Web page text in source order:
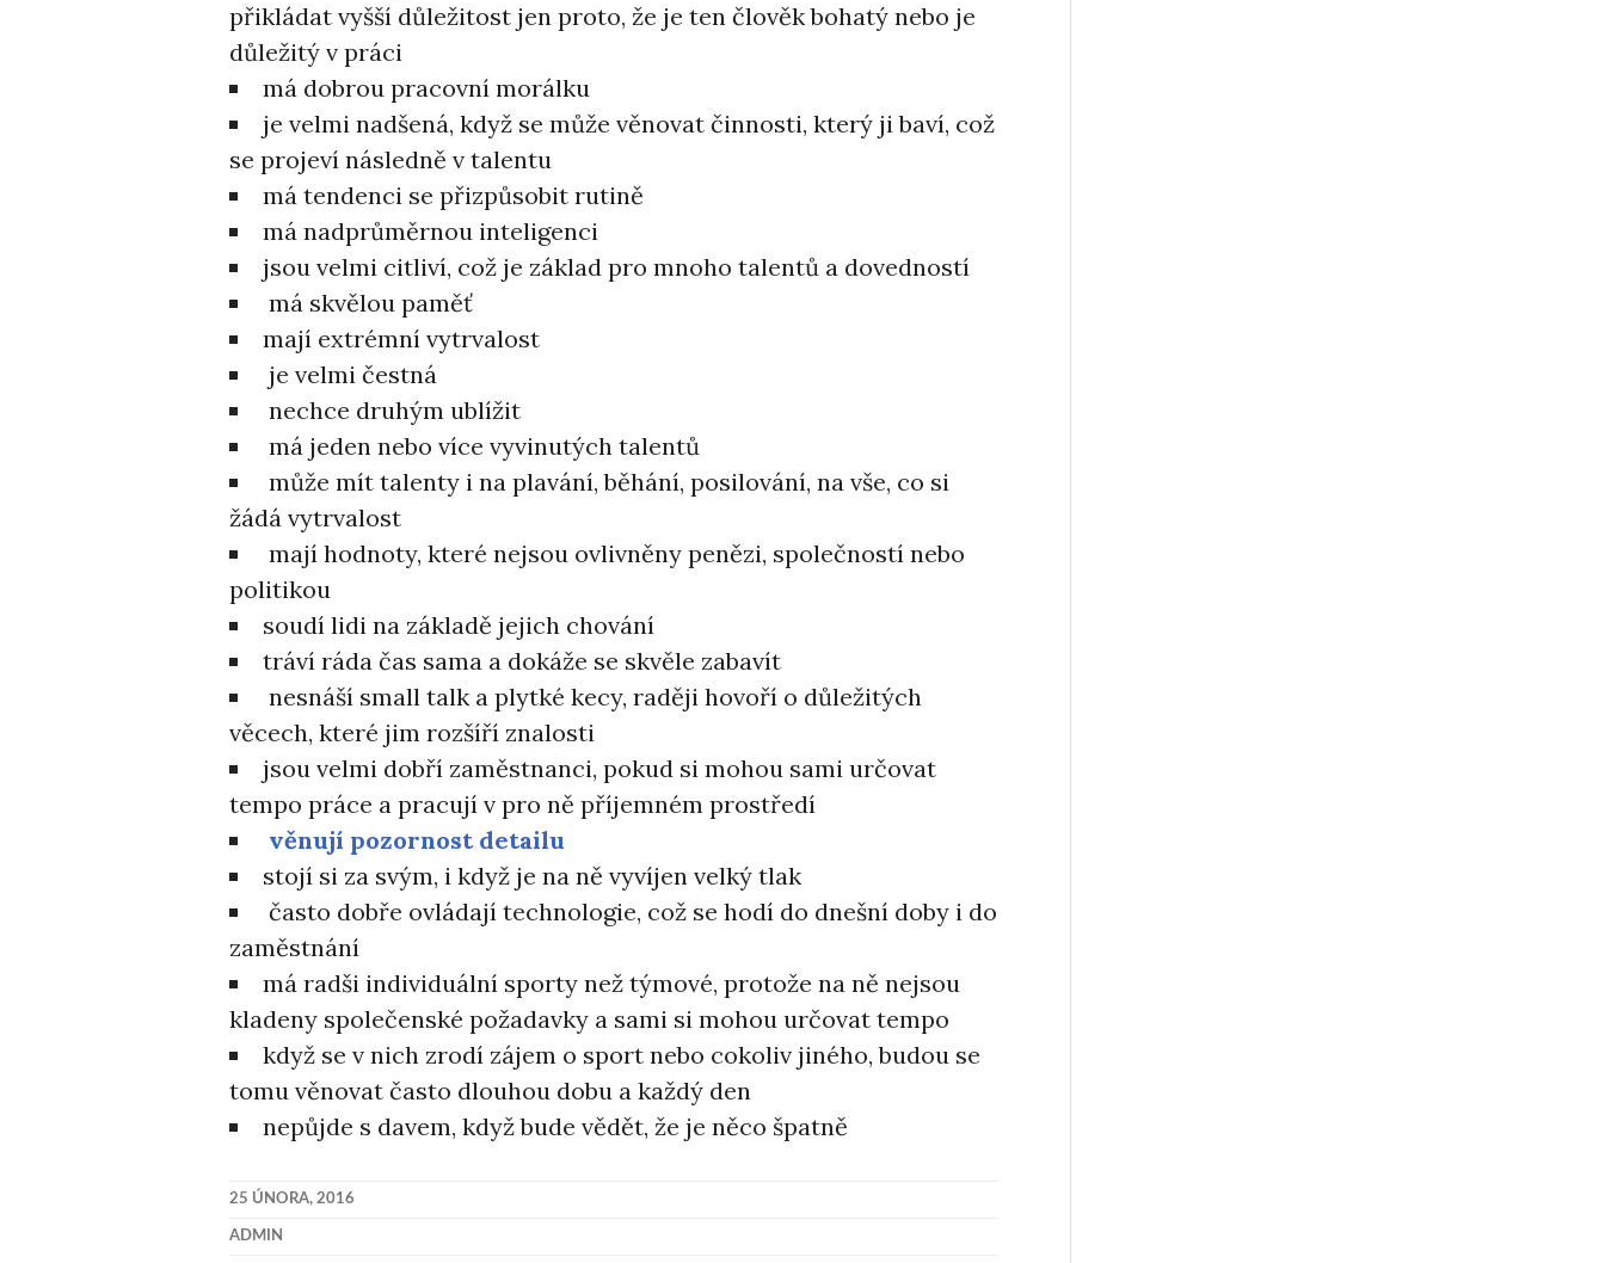
přikládat vyšší důležitost jen proto, že je ten člověk bohatý nebo je
důležitý v práci
má dobrou pracovní morálku
je velmi nadšená, když se může věnovat činnosti, který ji baví, což
se projeví následně v talentu
má tendenci se přizpůsobit rutině
má nadprůměrnou inteligenci
jsou velmi citliví, což je základ pro mnoho talentů a dovedností
má skvělou paměť
mají extrémní vytrvalost
je velmi čestná
nechce druhým ublížit
má jeden nebo více vyvinutých talentů
může mít talenty i na plavání, běhání, posilování, na vše, co si
žádá vytrvalost
mají hodnoty, které nejsou ovlivněny penězi, společností nebo
politikou
soudí lidi na základě jejich chování
tráví ráda čas sama a dokáže se skvěle zabavít
nesnáší small talk a plytké kecy, raději hovoří o důležitých
věcech, které jim rozšíří znalosti
jsou velmi dobří zaměstnanci, pokud si mohou sami určovat
tempo práce a pracují v pro ně příjemném prostředí
věnují pozornost detailu
stojí si za svým, i když je na ně vyvíjen velký tlak
často dobře ovládají technologie, což se hodí do dnešní doby i do
zaměstnání
má radši individuální sporty než týmové, protože na ně nejsou
kladeny společenské požadavky a sami si mohou určovat tempo
když se v nich zrodí zájem o sport nebo cokoliv jiného, budou se
tomu věnovat často dlouhou dobu a každý den
nepůjde s davem, když bude vědět, že je něco špatně
25 ÚNORA, 2016
ADMIN